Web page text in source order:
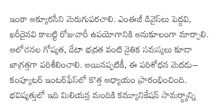
ఇంకా అక్యూరసీని మెరుగుపరచాలి. ఎంఈజీ డివైస్‌లు పెద్దవి,
ఖరీదైనవి కాబట్టి రోజువారీ ఉపయోగానికి అనుకూలంగా మార్చాలి.
ఆలోచనల గోప్యత, డేటా భద్రత వంటి నైతిక సమస్యలు కూడా
జాగ్రత్తగా పరిశీలించాలి. అయినప్పటికీ, ఈ పరిశోధన మెదడు–
కంప్యూటర్‌ ఇంటర్‌ఫేస్‌లో కొత్త అధ్యాయం ప్రారంభించింది.
భవిష్యత్తులో ఇది మిలియన్ల మందికి కమ్యూనికేషన్‌ సామర్థ్యాన్ని